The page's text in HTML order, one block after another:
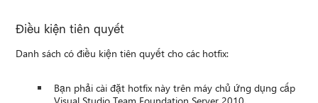
Điều kiện tiên quyết
Danh sách có điều kiện tiên quyết cho các hotfix:
Bạn phải cài đặt hotfix này trên máy chủ ứng dụng cấp